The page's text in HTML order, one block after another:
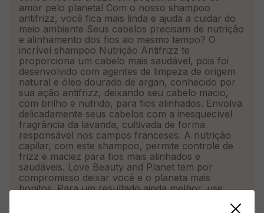
amor pelo planeta! Com o nosso shampoo
antifrizz, você fica mais linda e ajuda a cuidar do
meio ambiente Seus cabelos precisam de nutrição
e alinhamento dos fios ao mesmo tempo? O
incrível shampoo Nutrição Antifrizz te
proporciona um cabelo mais saudável, pois foi
desenvolvido com agentes de limpeza de origem
natural e óleo dourado de argan, conhecido por
sua ação antifrizz, deixando seu cabelo macio,
com brilho e nutrido, para fios alinhados. Envolva
delicadamente seus cabelos com a inesquecível
fragrância da lavanda, cultivada de forma
responsável nos campos franceses. A nutrição
capilar, com este shampoo, permite controle de
frizz e maciez para fios mais alinhados e
saudáveis. Love Beauty and Planet tem por
compromisso deixar você e o planeta mais
bonitos. Para um resultado ainda melhor, use